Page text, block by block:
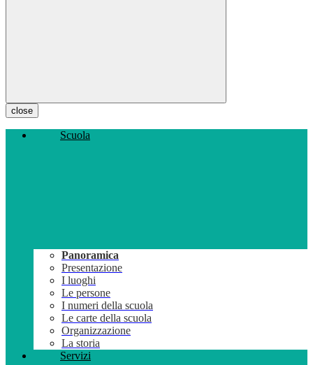
close
Scuola
Panoramica
Presentazione
I luoghi
Le persone
I numeri della scuola
Le carte della scuola
Organizzazione
La storia
Servizi